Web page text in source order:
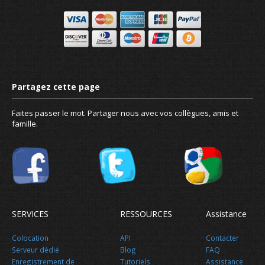
À propos de nous
Faites passer le mot. Partager nous avec vos collègues, amis et
famille.
SERVICES
Colocation
Serveur dédié
Enregistrement de
RESSOURCES
API
Blog
Tutoriels
Assistance
Contacter
FAQ
Assistance